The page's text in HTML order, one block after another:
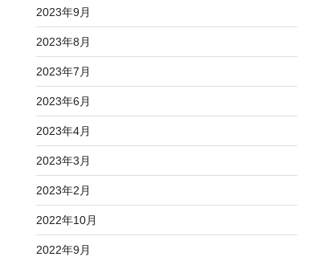
2023年9月
2023年8月
2023年7月
2023年6月
2023年4月
2023年3月
2023年2月
2022年10月
2022年9月